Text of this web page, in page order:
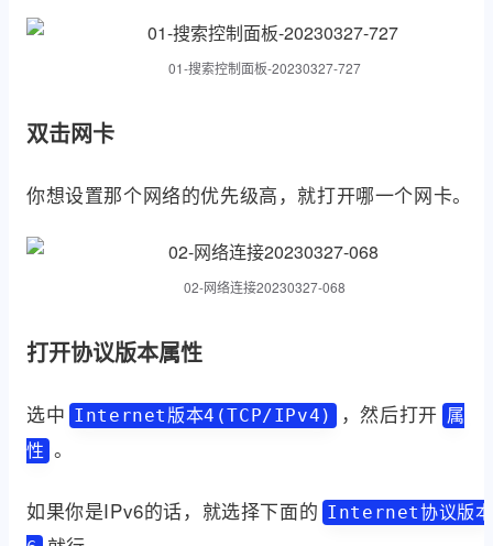
01-搜索控制面板-20230327-727
双击网卡
你想设置那个网络的优先级高，就打开哪一个网卡。
02-网络连接20230327-068
打开协议版本属性
选中 Internet版本4(TCP/IPv4) ，然后打开 属
性 。
如果你是IPv6的话，就选择下面的 Internet协议版本